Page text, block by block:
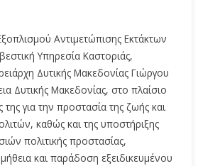
Αντιμετώπισης Εκτάκτων
Υπηρεσία Καστοριάς,
Δυτικής Μακεδονίας Γιώργου
Δυτικής Μακεδονίας, στο πλαίσιο
της για την προστασία της ζωής και
καθώς και της υποστήριξης
πολιτικής προστασίας,
και παράδοση εξειδικευμένου